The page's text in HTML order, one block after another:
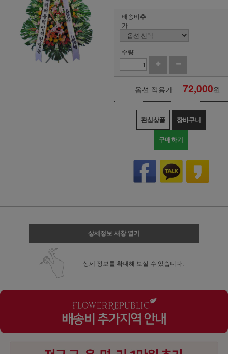
배송비추
가
수량
옵션 적용가 72,000원
관심상품 장바구니
구매하기
상세정보 새창 열기
상세 정보를 확대해 보실 수 있습니다.